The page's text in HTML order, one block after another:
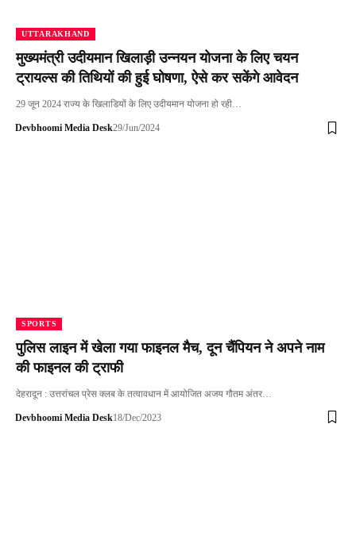
UTTARAKHAND
मुख्यमंत्री उदीयमान खिलाड़ी उन्नयन योजना के लिए चयन
ट्रायल्स की तिथियों की हुई घोषणा, ऐसे कर सकेंगे आवेदन
29 जून 2024 राज्य के खिलाडियों के लिए उदीयमान योजना हो रही…
Devbhoomi Media Desk29/Jun/2024
SPORTS
पुलिस लाइन में खेला गया फाइनल मैच, दून चैंपियन ने अपने नाम
की फाइनल की ट्राफी
देहरादून : उत्तरांचल प्रेस क्लब के तत्वावधान में आयोजित अजय गौतम अंतर…
Devbhoomi Media Desk18/Dec/2023